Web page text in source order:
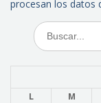
procesan los datos
Buscar:
L M